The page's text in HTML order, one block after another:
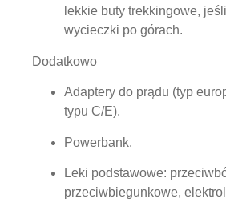
lekkie buty trekkingowe,
wycieczki po górach.
Dodatkowo
Adaptery do prądu (typ
typu C/E).
Powerbank.
Leki podstawowe:
przeciwbiegunkowe,